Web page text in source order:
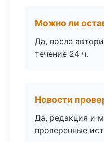
Можно ли
Да, после
течение 24 ч.
Новости
Да, редакция и
проверенные